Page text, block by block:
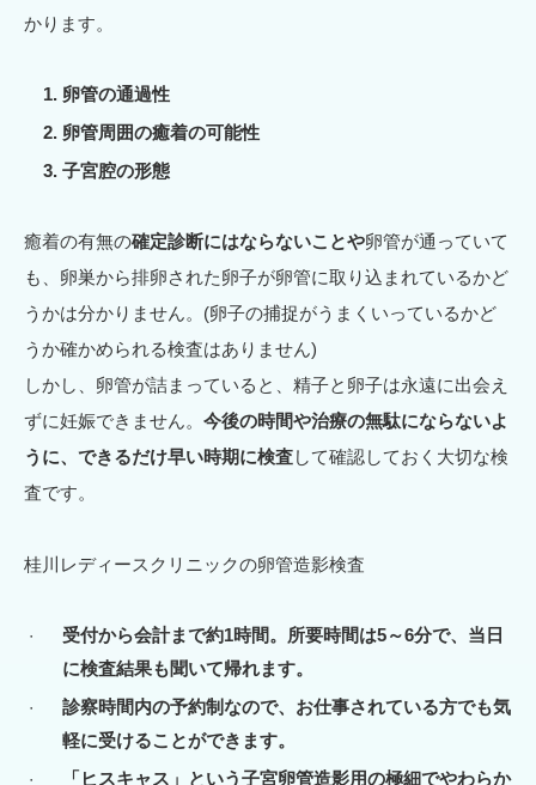
かります。
卵管の通過性
卵管周囲の癒着の可能性
子宮腔の形態
癒着の有無の確定診断にはならないことや卵管が通っていて
も、卵巣から排卵された卵子が卵管に取り込まれているかど
うかは分かりません。(卵子の捕捉がうまくいっているかど
うか確かめられる検査はありません)
しかし、卵管が詰まっていると、精子と卵子は永遠に出会え
ずに妊娠できません。 今後の時間や治療の無駄にならないよ
うに、できるだけ早い時期に検査して確認しておく大切な検
査です。
桂川レディースクリニックの卵管造影検査
受付から会計まで約1時間。所要時間は5～6分で、当日
に検査結果も聞いて帰れます。
診察時間内の予約制なので、お仕事されている方でも気
軽に受けることができます。
「ヒスキャス」という子宮卵管造影用の極細でやわらか